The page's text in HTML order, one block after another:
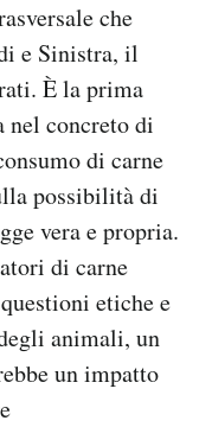
che
e Sinistra, il
È la prima
nel concreto di
di carne
possibilità di
vera e propria.
di carne
etiche e
animali, un
un impatto